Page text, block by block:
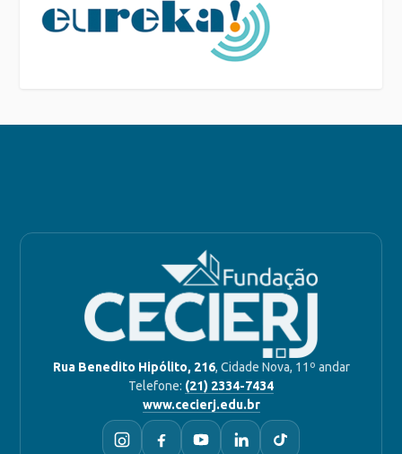
Rua Benedito Hipólito, 216, Cidade Nova, 11º andar
Telefone: (21) 2334-7434
www.cecierj.edu.br